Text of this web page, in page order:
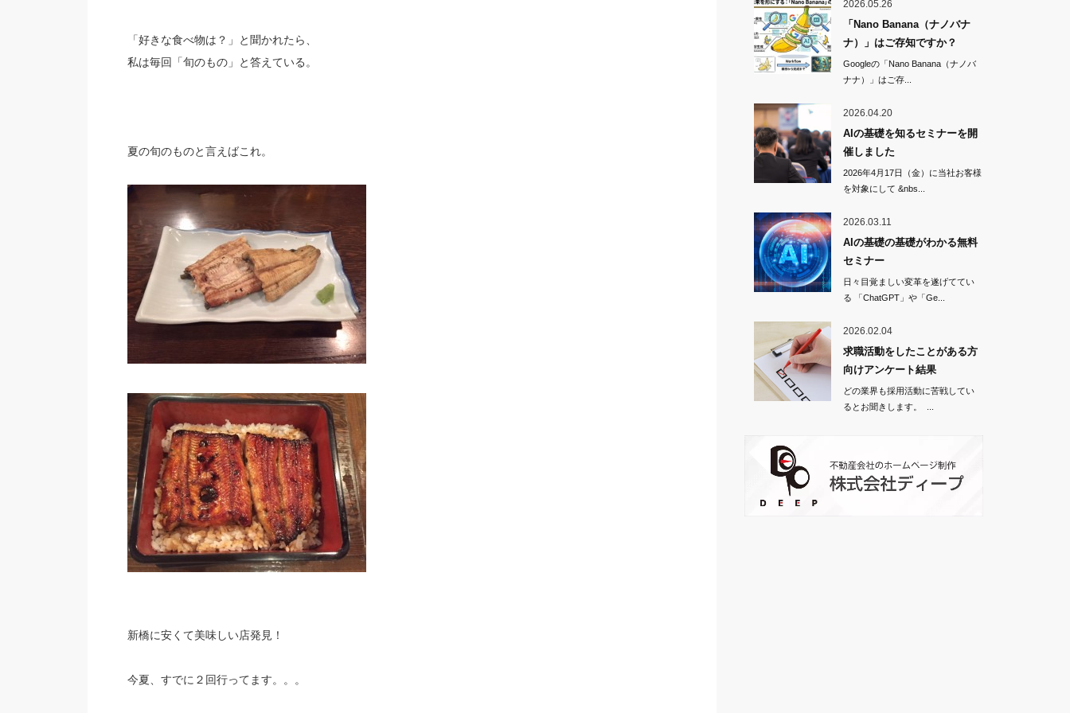
「好きな食べ物は？」と聞かれたら、
私は毎回「旬のもの」と答えている。
夏の旬のものと言えばこれ。
新橋に安くて美味しい店発見！
今夏、すでに２回行ってます。。。
2026.05.26
「Nano Banana（ナノバナ
ナ）」はご存知ですか？
Googleの「Nano Banana（ナノバ
ナナ）」はご存...
2026.04.20
AIの基礎を知るセミナーを開
催しました
2026年4月17日（金）に当社お客様
を対象にして &nbs...
2026.03.11
AIの基礎の基礎がわかる無料
セミナー
日々目覚ましい変革を遂げててい
る 「ChatGPT」や「Ge...
2026.02.04
求職活動をしたことがある方
向けアンケート結果
どの業界も採用活動に苦戦してい
るとお聞きします。 ...